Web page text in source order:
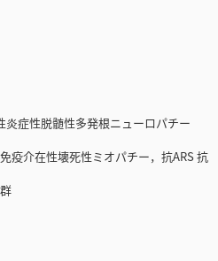
症性脱髄性多発根ニューロパチー
介在性壊死性ミオパチー，抗ARS 抗